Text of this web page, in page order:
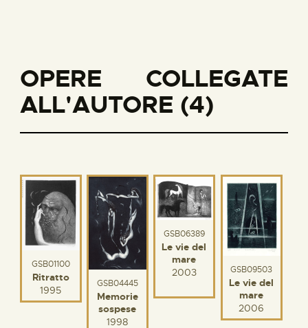
OPERE COLLEGATE
ALL'AUTORE (4)
GSB01100
Ritratto
1995
GSB04445
Memorie
sospese
1998
GSB06389
Le vie del
mare
2003
GSB09503
Le vie del
mare
2006